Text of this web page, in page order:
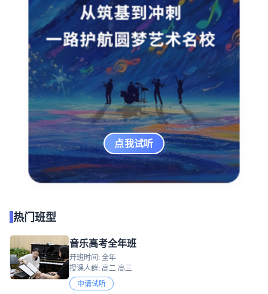
点我试听
热门班型
音乐高考全年班
开班时间: 全年
授课人群: 高二 高三
申请试听